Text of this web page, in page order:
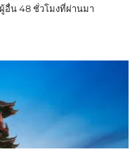
อื่น 48 ชั่วโมงที่ผ่านมา